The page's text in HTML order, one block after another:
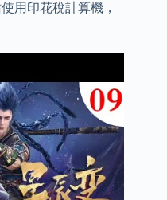
用印花稅計算機，